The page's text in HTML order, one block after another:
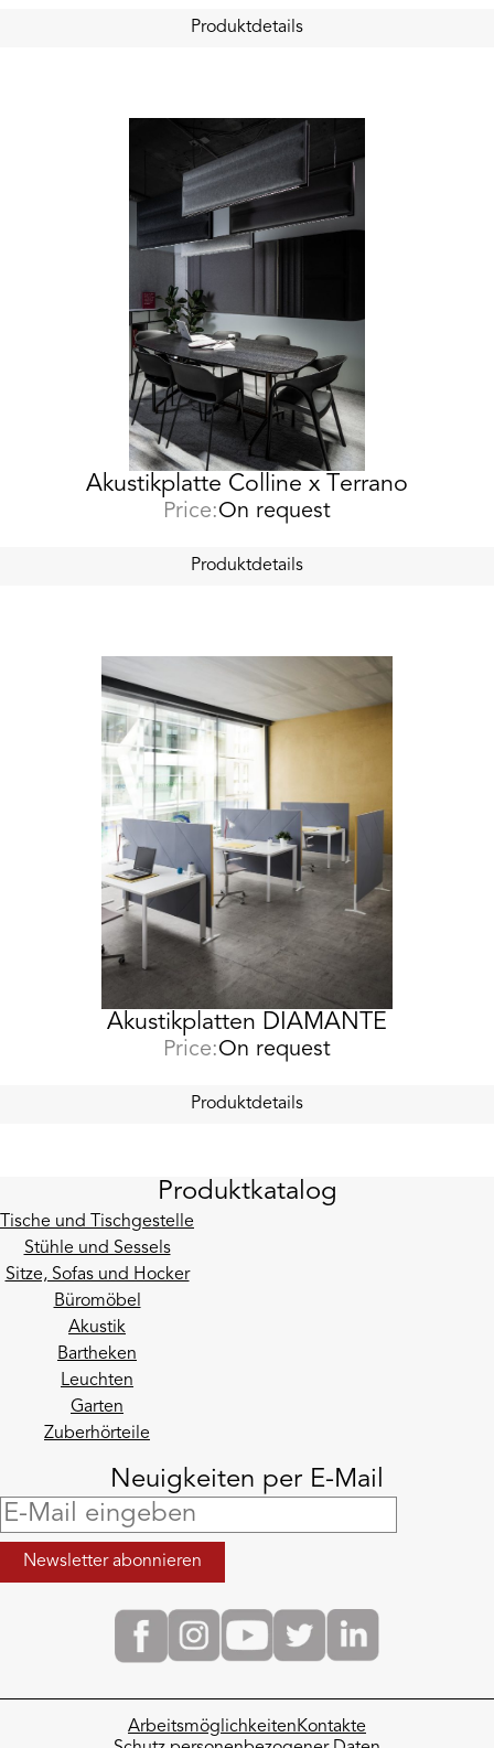
Produktdetails
Akustikplatte Colline x Terrano
Price:On request
Produktdetails
Akustikplatten DIAMANTE
Price:On request
Produktdetails
Produktkatalog
Tische und Tischgestelle
Stühle und Sessels
Sitze, Sofas und Hocker
Büromöbel
Akustik
Bartheken
Leuchten
Garten
Zuberhörteile
Neuigkeiten per E-Mail
ArbeitsmöglichkeitenKontakte